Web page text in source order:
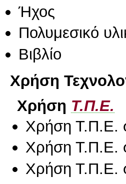
Ήχος
Πολυμεσικό
Βιβλίο
Χρήση
Χρήση Τ.Π.Ε.
Χρήση Τ.Π.Ε.
Χρήση Τ.Π.Ε.
Χρήση Τ.Π.Ε.